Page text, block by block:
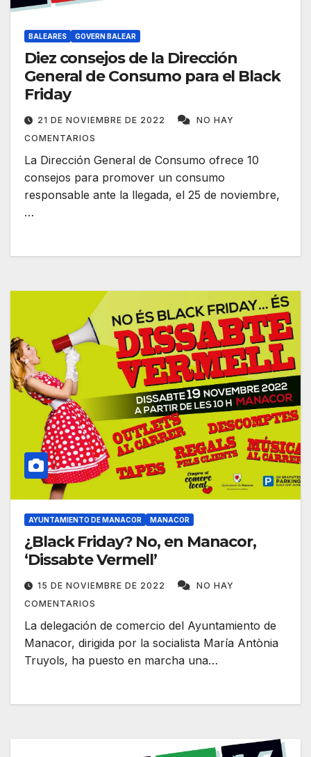
BALEARES GOVERN BALEAR
Diez consejos de la Dirección
General de Consumo para el Black
Friday
21 DE NOVIEMBRE DE 2022
NO HAY
COMENTARIOS
La Dirección General de Consumo ofrece 10
consejos para promover un consumo
responsable ante la llegada, el 25 de noviembre,
…
AYUNTAMIENTO DE MANACOR MANACOR
¿Black Friday? No, en Manacor,
‘Dissabte Vermell’
15 DE NOVIEMBRE DE 2022
NO HAY
COMENTARIOS
La delegación de comercio del Ayuntamiento de
Manacor, dirigida por la socialista María Antònia
Truyols, ha puesto en marcha una…